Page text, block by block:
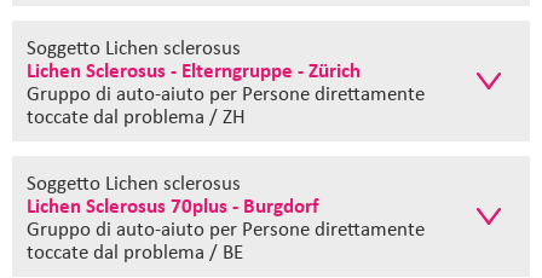
Soggetto Lichen sclerosus
Lichen Sclerosus - Elterngruppe - Zürich
Gruppo di auto-aiuto per Persone direttamente
toccate dal problema / ZH
Soggetto Lichen sclerosus
Lichen Sclerosus 70plus - Burgdorf
Gruppo di auto-aiuto per Persone direttamente
toccate dal problema / BE